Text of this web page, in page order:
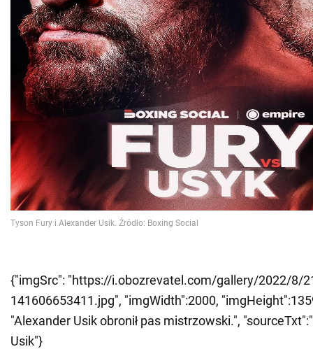
{"imgSrc": "https://i.obozrevatel.com/gallery/2022/8/
141606653411.jpg", "imgWidth":2000,
"Alexander Usik obronił pas mistrzowski.",
Usik"}